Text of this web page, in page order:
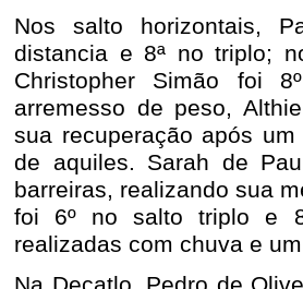
Nos salto horizontais,
distancia e 8ª no triplo;
Christopher Simão foi
arremesso de peso,
sua recuperação após
de aquiles. Sarah de
barreiras, realizando sua
foi 6º no salto triplo e
realizadas com chuva e